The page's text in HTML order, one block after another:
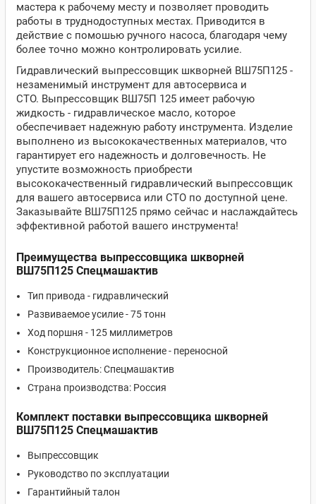
мастера к рабочему месту и позволяет проводить
работы в труднодоступных местах. Приводится в
действие с помошью ручного насоса, благодаря чему
более точно можно контролировать усилие.
Гидравлический выпрессовщик шкворней ВШ75П125 -
незаменимый инструмент для автосервиса и
СТО. Выпрессовщик ВШ75П 125 имеет рабочую
жидкость - гидравлическое масло, которое
обеспечивает надежную работу инструмента. Изделие
выполнено из высококачественных материалов, что
гарантирует его надежность и долговечность. Не
упустите возможность приобрести
высококачественный гидравлический выпрессовщик
для вашего автосервиса или СТО по доступной цене.
Заказывайте ВШ75П125 прямо сейчас и наслаждайтесь
эффективной работой вашего инструмента!
Преимущества выпрессовщика шкворней
ВШ75П125 Спецмашактив
Тип привода - гидравлический
Развиваемое усилие - 75 тонн
Ход поршня - 125 миллиметров
Конструкционное исполнение - переносной
Производитель: Спецмашактив
Страна производства: Россия
Комплект поставки выпрессовщика шкворней
ВШ75П125 Спецмашактив
Выпрессовщик
Руководство по эксплуатации
Гарантийный талон